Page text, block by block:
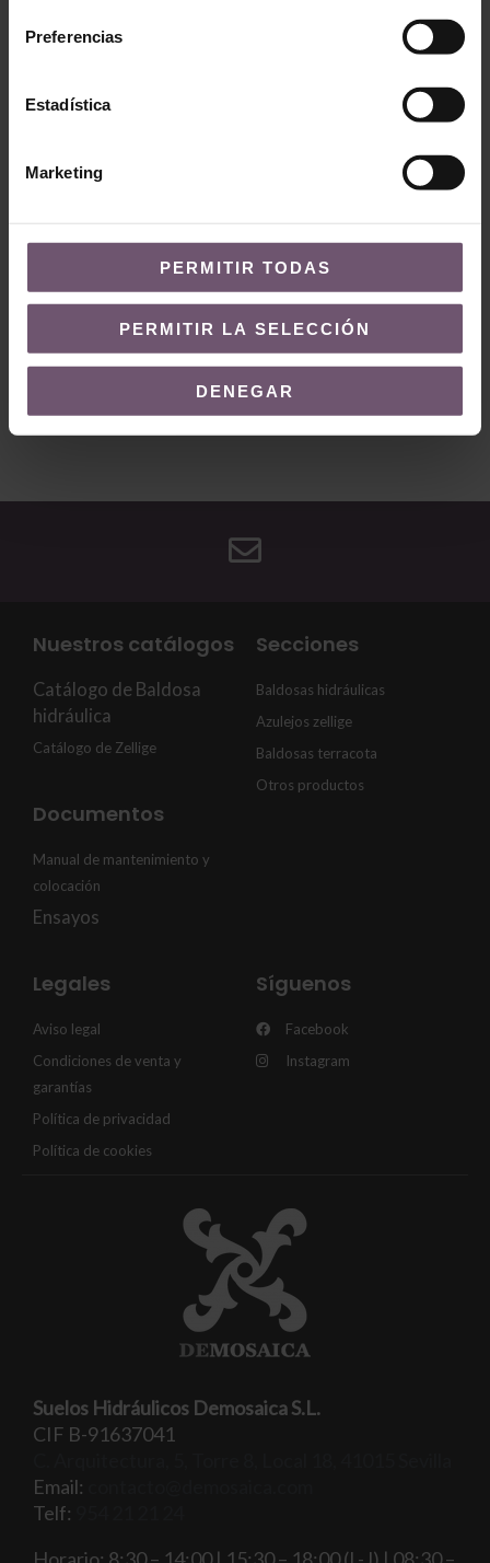
Preferencias
Estadística
Marketing
PERMITIR TODAS
PERMITIR LA SELECCIÓN
DENEGAR
ZP011 –
ZP062 – Kshour 2
¿QUIERES MÁS INFORMACIÓN?
Contacto
Envíanos un correo a
contacto@demosaica.com
Nuestros catálogos
Catálogo de Baldosa
hidráulica
Catálogo de Zellige
Documentos
Manual de mantenimiento y
colocación
Ensayos
Secciones
Baldosas hidráulicas
Azulejos zellige
Baldosas terracota
Otros productos
Legales
Aviso legal
Condiciones de venta y
garantías
Política de privacidad
Política de cookies
Síguenos
Facebook
Instagram
Suelos Hidráulicos Demosaica S.L.
CIF B-91637041
Email:
Telf: